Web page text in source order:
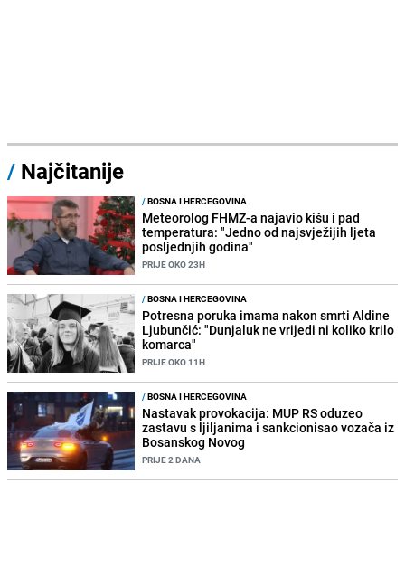
/ Najčitanije
/BOSNA I HERCEGOVINA
Meteorolog FHMZ-a najavio kišu i pad
temperatura: "Jedno od najsvježijih ljeta
posljednjih godina"
PRIJE OKO 23H
/BOSNA I HERCEGOVINA
Potresna poruka imama nakon smrti Aldine
Ljubunčić: "Dunjaluk ne vrijedi ni koliko krilo
komarca"
PRIJE OKO 11H
/BOSNA I HERCEGOVINA
Nastavak provokacija: MUP RS oduzeo
zastavu s ljiljanima i sankcionisao vozača iz
Bosanskog Novog
PRIJE 2 DANA